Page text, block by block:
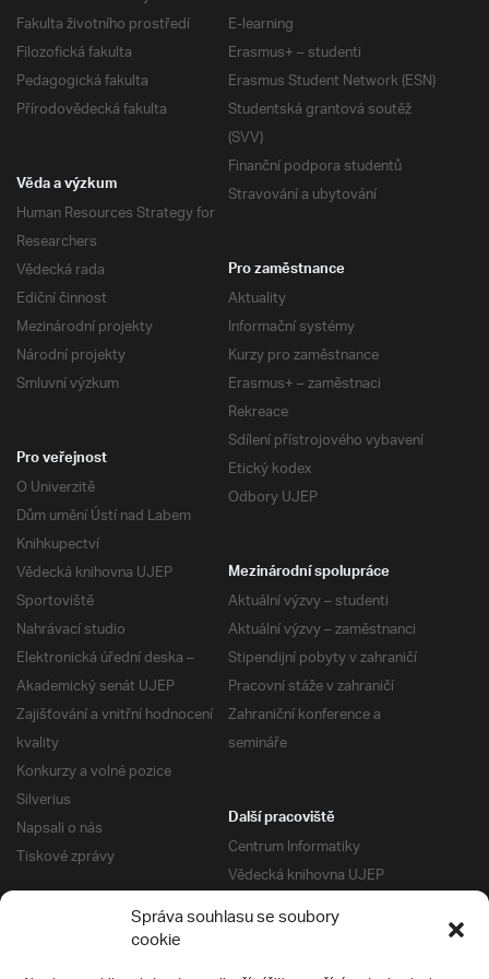
Správa souhlasu se soubory
cookie
Fakulta životního prostředí
Filozofická fakulta
Pedagogická fakulta
Přírodovědecká fakulta
E-learning
Erasmus+ – studenti
Erasmus Student Network (ESN)
Studentská grantová soutěž
(SVV)
Finanční podpora studentů
Stravování a ubytování
Věda a výzkum
Human Resources Strategy for
Researchers
Vědecká rada
Ediční činnost
Mezinárodní projekty
Národní projekty
Smluvní výzkum
Pro zaměstnance
Aktuality
Informační systémy
Kurzy pro zaměstnance
Erasmus+ – zaměstnaci
Rekreace
Sdílení přístrojového vybavení
Etický kodex
Odbory UJEP
Pro veřejnost
O Univerzitě
Dům umění Ústí nad Labem
Knihkupectví
Vědecká knihovna UJEP
Sportoviště
Nahrávací studio
Elektronická úřední deska –
Akademický senát UJEP
Zajišťování a vnitřní hodnocení
kvality
Konkurzy a volné pozice
Silverius
Napsali o nás
Tiskové zprávy
Mezinárodní spolupráce
Aktuální výzvy – studenti
Aktuální výzvy – zaměstnanci
Stipendijní pobyty v zahraničí
Pracovní stáže v zahraničí
Zahraniční konference a
semináře
Další pracoviště
Centrum Informatiky
Vědecká knihovna UJEP
Správa kolejí a menz
Univerzitní centrum podpory